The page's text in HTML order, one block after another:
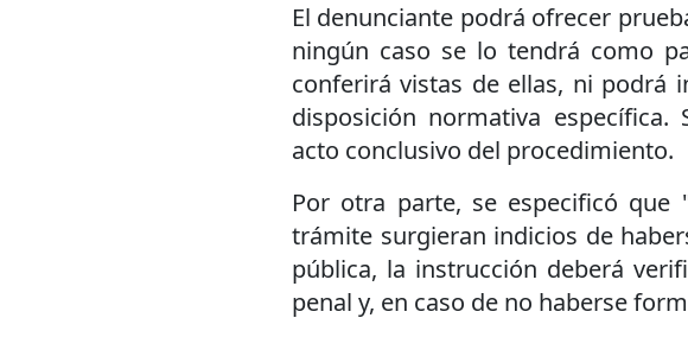
El denunciante podrá ofrecer
ningún caso se lo tendrá como
conferirá vistas de ellas, ni podrá
disposición normativa
acto conclusivo del procedimiento.
Por otra parte, se especificó que
trámite surgieran indicios de
pública, la instrucción deberá
penal y, en caso de no haberse